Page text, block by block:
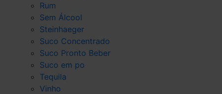
Rum
Sem Álcool
Steinhaeger
Suco Concentrado
Suco Pronto Beber
Suco em po
Tequila
Vinho